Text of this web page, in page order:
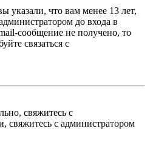
указали, что вам менее 13 лет,
до входа в
сообщение не получено, то
связаться с
свяжитесь с
свяжитесь с администратором